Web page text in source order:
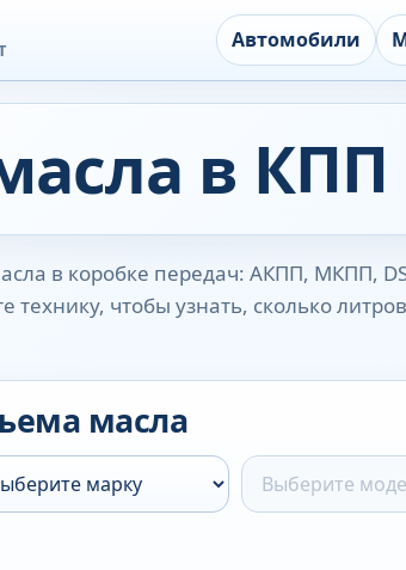
Автомобили
в КПП
в коробке передач: АКПП, МКПП,
чтобы узнать, сколько
масла